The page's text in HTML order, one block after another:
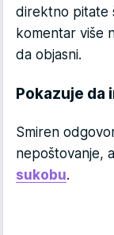
direktno pitate
komentar više
da objasni.
Pokazuje da
Smiren
nepoštovanje,
sukobu.